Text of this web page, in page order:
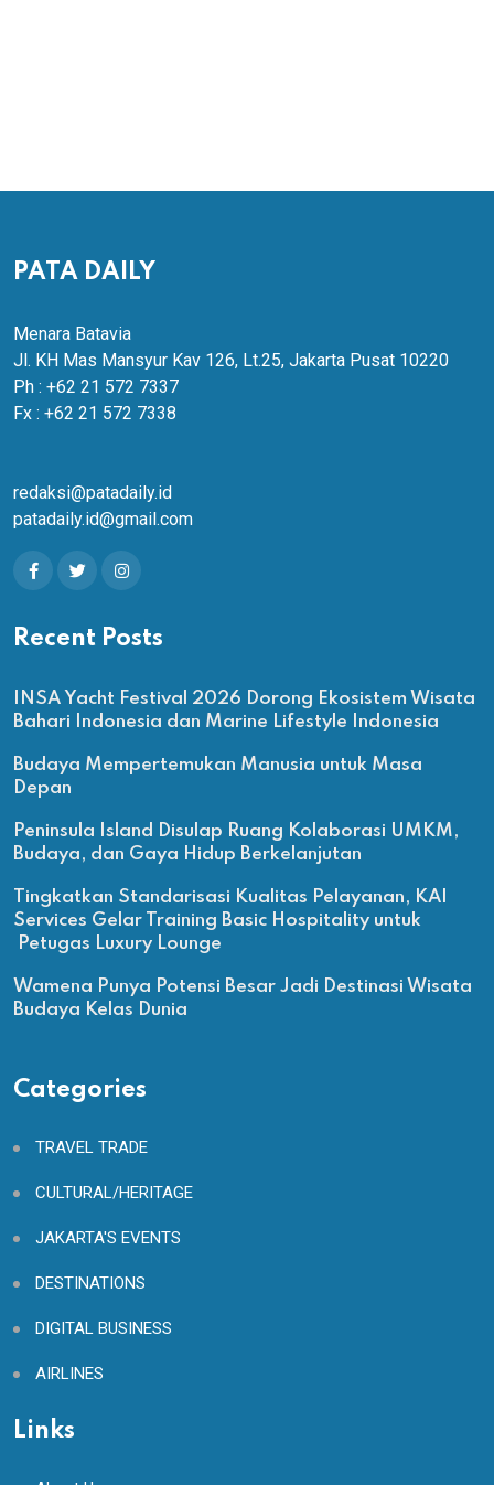
PATA DAILY
Menara Batavia
Jl. KH Mas Mansyur Kav 126, Lt.25, Jakarta Pusat 10220
Ph : +62 21 572 7337
Fx : +62 21 572 7338
redaksi@patadaily.id
patadaily.id@gmail.com
Recent Posts
INSA Yacht Festival 2026 Dorong Ekosistem Wisata
Bahari Indonesia dan Marine Lifestyle Indonesia
Budaya Mempertemukan Manusia untuk Masa
Depan
Peninsula Island Disulap Ruang Kolaborasi UMKM,
Budaya, dan Gaya Hidup Berkelanjutan
Tingkatkan Standarisasi Kualitas Pelayanan, KAI
Services Gelar Training Basic Hospitality untuk
Petugas Luxury Lounge
Wamena Punya Potensi Besar Jadi Destinasi Wisata
Budaya Kelas Dunia
Categories
TRAVEL TRADE
CULTURAL/HERITAGE
JAKARTA'S EVENTS
DESTINATIONS
DIGITAL BUSINESS
AIRLINES
Links